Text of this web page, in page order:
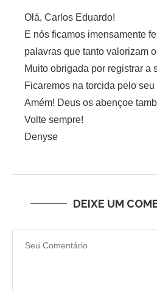
Olá, Carlos Eduardo!
E nós ficamos imensamente
palavras que tanto valorizam
Muito obrigada por registrar a
Ficaremos na torcida pelo seu
Amém! Deus os abençoe
Volte sempre!
Denyse
DEIXE UM